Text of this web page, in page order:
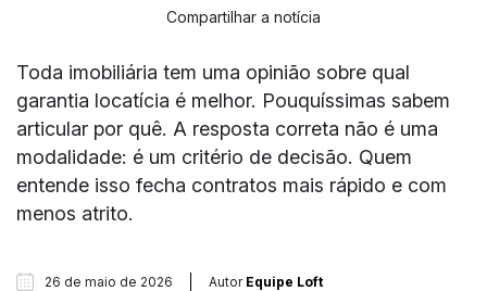
Compartilhar a notícia
Toda imobiliária tem uma opinião sobre qual
garantia locatícia é melhor. Pouquíssimas sabem
articular por quê. A resposta correta não é uma
modalidade: é um critério de decisão. Quem
entende isso fecha contratos mais rápido e com
menos atrito.
26 de maio de 2026 Autor Equipe Loft